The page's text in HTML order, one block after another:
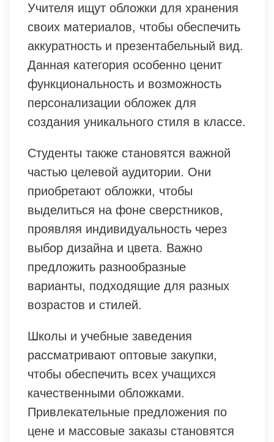
Учителя ищут обложки для хранения
своих материалов, чтобы обеспечить
аккуратность и презентабельный вид.
Данная категория особенно ценит
функциональность и возможность
персонализации обложек для
создания уникального стиля в классе.
Студенты также становятся важной
частью целевой аудитории. Они
приобретают обложки, чтобы
выделиться на фоне сверстников,
проявляя индивидуальность через
выбор дизайна и цвета. Важно
предложить разнообразные
варианты, подходящие для разных
возрастов и стилей.
Школы и учебные заведения
рассматривают оптовые закупки,
чтобы обеспечить всех учащихся
качественными обложками.
Привлекательные предложения по
цене и массовые заказы становятся